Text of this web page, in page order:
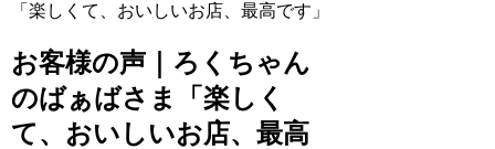
「楽しくて、おいしいお店、最高です」
お客様の声｜ろくちゃん
のばぁばさま「楽しく
て、おいしいお店、最高